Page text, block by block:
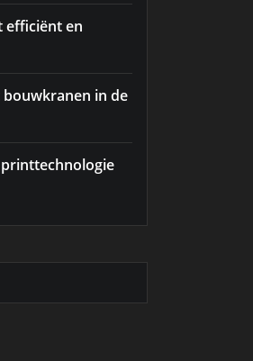
efficiënt en
in de